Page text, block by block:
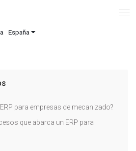
España
para empresas de mecanizado?
que abarca un ERP para